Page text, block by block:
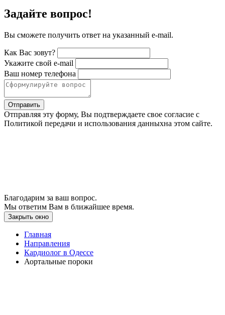
Задайте вопрос!
Вы сможете получить ответ на указанный e-mail.
Как Вас зовут?
Укажите свой e-mail
Ваш номер телефона
Отправить
Отправляя эту форму, Вы подтверждаете свое согласие с
Политикой передачи и использования данныхна этом сайте.
Благодарим за ваш вопрос.
Мы ответим Вам в ближайшее время.
Закрыть окно
Главная
Направления
Кардиолог в Одессе
Аортальные пороки